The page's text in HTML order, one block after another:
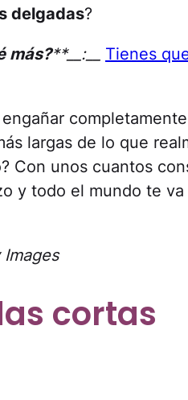
delgadas?
más?**__:__
Tienes
largas de lo que
Con unos cuantos
y todo el mundo te
cortas